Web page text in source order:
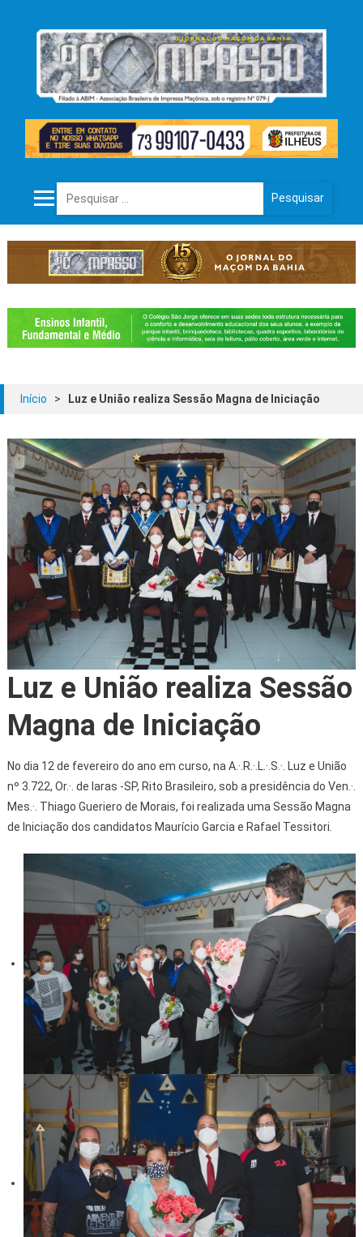
Pesquisar por:
Início > Luz e União realiza Sessão Magna de Iniciação
Luz e União realiza Sessão
Magna de Iniciação
No dia 12 de fevereiro do ano em curso, na A.·.R.·.L.·.S.·. Luz e União
nº 3.722, Or.·. de Iaras -SP, Rito Brasileiro, sob a presidência do Ven.·.
Mes.·. Thiago Gueriero de Morais, foi realizada uma Sessão Magna
de Iniciação dos candidatos Maurício Garcia e Rafael Tessitori.